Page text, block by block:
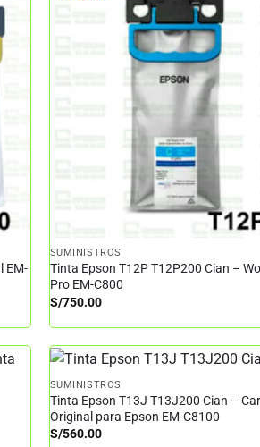
EM-
SUMINISTROS
Tinta Epson T12P T12P200 Cian –
Pro EM-C800
S/750.00
SUMINISTROS
Tinta Epson T13J T13J200 Cian –
Original para Epson EM-C8100
S/560.00